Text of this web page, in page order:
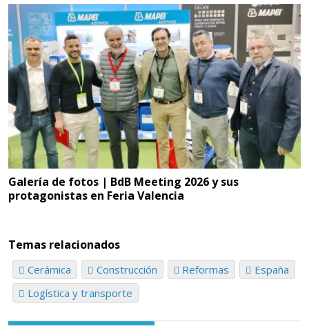
Galería de fotos | BdB Meeting 2026 y sus
protagonistas en Feria Valencia
Temas relacionados
Cerámica Construcción Reformas
España
Logística y transporte